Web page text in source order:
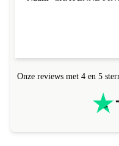
Onze reviews met 4 en 5